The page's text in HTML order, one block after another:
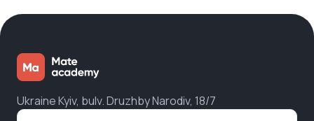
Ukraine Kyiv, bulv. Druzhby Narodiv, 18/7